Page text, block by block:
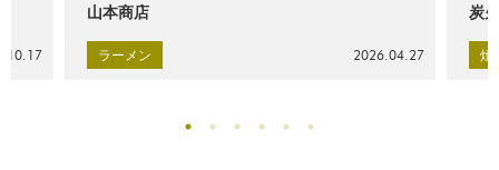
山本商店
ラーメン 2026.04.27
炭
焼